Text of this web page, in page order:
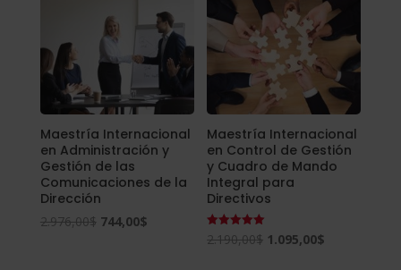
2.190,00$.1.095,00$.
era:
2.976,00$.
es:
744,00$.
Maestría Internacional
en Administración y
Gestión de las
Comunicaciones de la
Dirección
2.976,00$ El
744,00$El
Maestría Internacional
en Control de Gestión
y Cuadro de Mando
Integral para
Directivos
Valorado
con
2.190,00$ El
1.095,00$